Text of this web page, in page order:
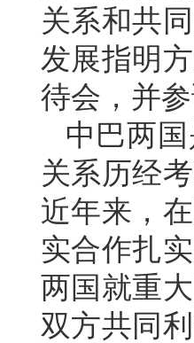
关系和共
发展指明
待会，并参
中巴两
关系历经
近年来，
实合作扎
两国就重
双方共同